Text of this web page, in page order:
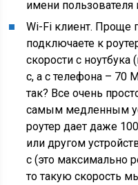
имени пользователя
Wi-Fi клиент. Проще
подключаете к
скорости с ноутбука
с, а с телефона – 70
так? Все очень
самым медленным
роутер дает даже
или другом
с(это максимально
то такую скорость